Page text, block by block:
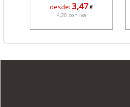
desde: 3,47€
4,20 con Iva